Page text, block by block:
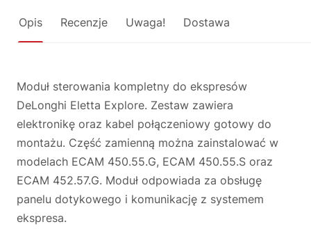
Opis Recenzje Uwaga! Dostawa
Moduł sterowania kompletny do ekspresów
DeLonghi Eletta Explore. Zestaw zawiera
elektronikę oraz kabel połączeniowy gotowy do
montażu. Część zamienną można zainstalować w
modelach ECAM 450.55.G, ECAM 450.55.S oraz
ECAM 452.57.G. Moduł odpowiada za obsługę
panelu dotykowego i komunikację z systemem
ekspresa.